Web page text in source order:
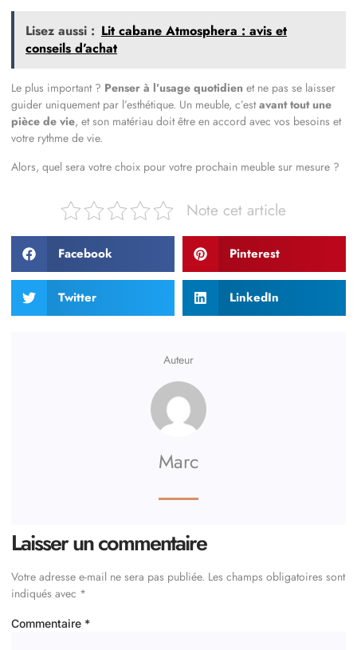
Lisez aussi : Lit cabane Atmosphera : avis et
conseils d’achat
Le plus important ? Penser à l’usage quotidien et ne pas se laisser
guider uniquement par l’esthétique. Un meuble, c’est avant tout une
pièce de vie, et son matériau doit être en accord avec vos besoins et
votre rythme de vie.
Alors, quel sera votre choix pour votre prochain meuble sur mesure ?
Note cet article
Facebook Pinterest
Twitter LinkedIn
Auteur
Marc
Laisser un commentaire
Votre adresse e-mail ne sera pas publiée. Les champs obligatoires sont
indiqués avec *
Commentaire *